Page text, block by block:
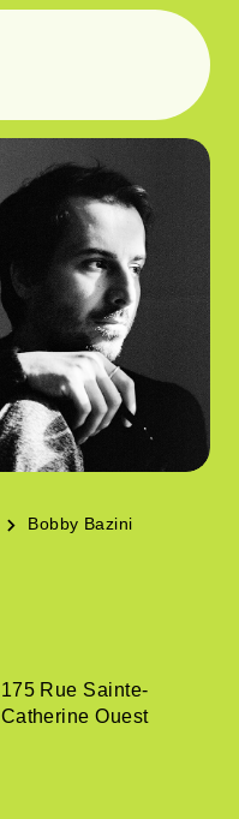
Bobby Bazini
175 Rue Sainte-
Catherine Ouest